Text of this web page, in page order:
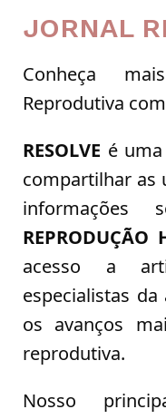
JORNAL
Conheça
Reprodutiva com
RESOLVE é
compartilhar as
informações
REPRODUÇÃO
acesso a
especialistas
os avanços
reprodutiva.
Nosso